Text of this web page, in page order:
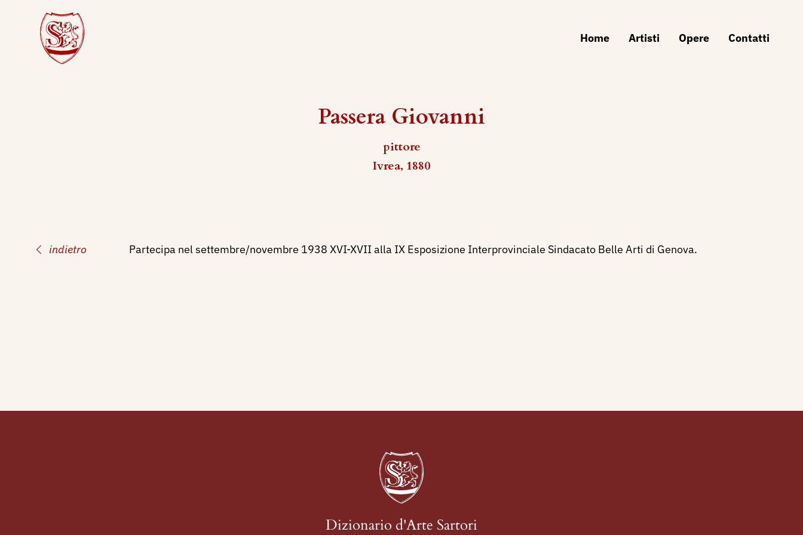
Home Artisti Opere Contatti
Passera Giovanni
pittore
Ivrea, 1880
indietro Partecipa nel settembre/novembre 1938 XVI-XVII alla IX Esposizione Interprovinciale Sindacato Belle Arti di Genova.
Dizionario d'Arte Sartori